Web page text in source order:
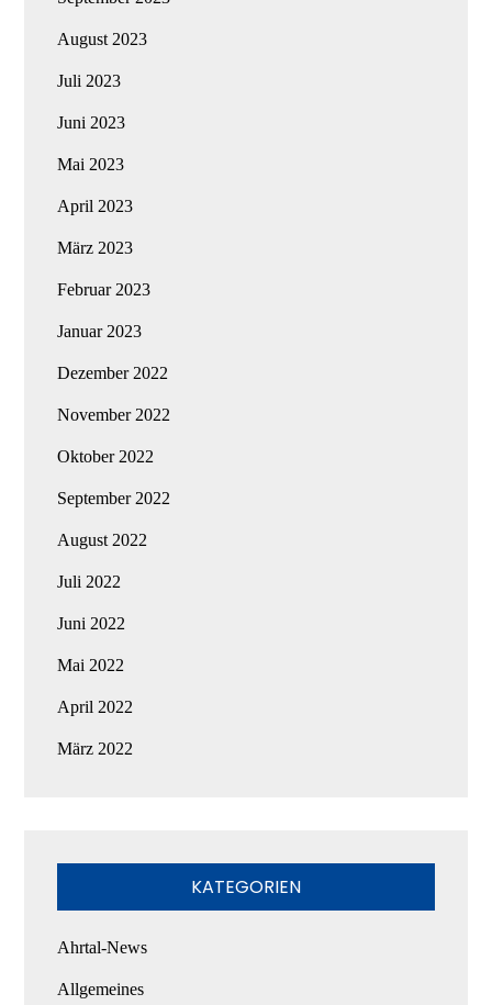
August 2023
Juli 2023
Juni 2023
Mai 2023
April 2023
März 2023
Februar 2023
Januar 2023
Dezember 2022
November 2022
Oktober 2022
September 2022
August 2022
Juli 2022
Juni 2022
Mai 2022
April 2022
März 2022
KATEGORIEN
Ahrtal-News
Allgemeines